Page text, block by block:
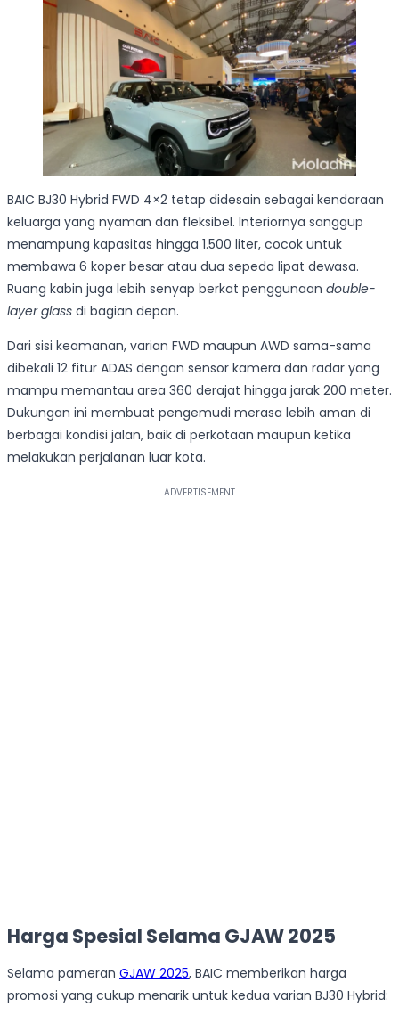
BAIC BJ30 Hybrid FWD 4×2 tetap didesain sebagai kendaraan
keluarga yang nyaman dan fleksibel. Interiornya sanggup
menampung kapasitas hingga 1.500 liter, cocok untuk
membawa 6 koper besar atau dua sepeda lipat dewasa.
Ruang kabin juga lebih senyap berkat penggunaan double-
layer glass di bagian depan.
Dari sisi keamanan, varian FWD maupun AWD sama-sama
dibekali 12 fitur ADAS dengan sensor kamera dan radar yang
mampu memantau area 360 derajat hingga jarak 200 meter.
Dukungan ini membuat pengemudi merasa lebih aman di
berbagai kondisi jalan, baik di perkotaan maupun ketika
melakukan perjalanan luar kota.
Harga Spesial Selama GJAW 2025
Selama pameran GJAW 2025, BAIC memberikan harga
promosi yang cukup menarik untuk kedua varian BJ30 Hybrid: